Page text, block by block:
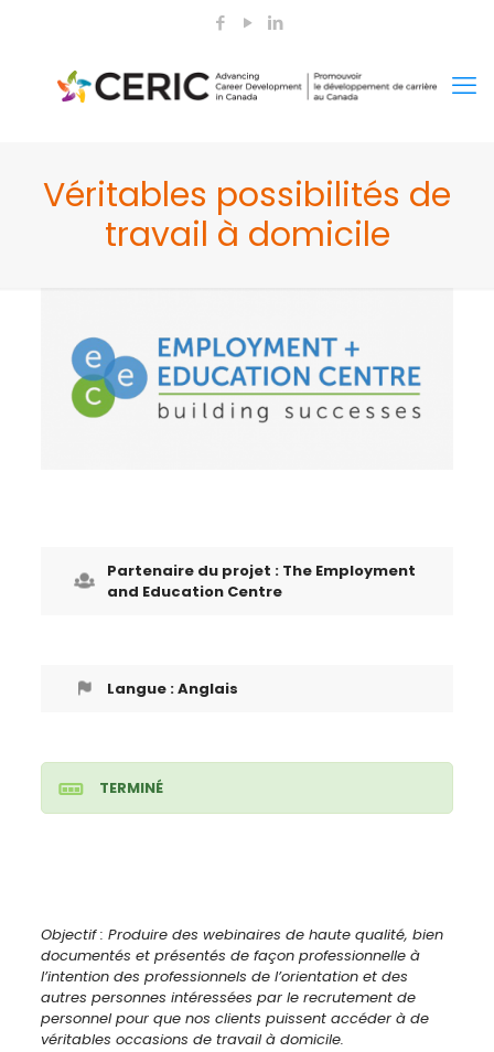
Véritables possibilités de
travail à domicile
Partenaire du projet : The Employment
and Education Centre
Langue : Anglais
TERMINÉ
Objectif : Produire des webinaires de haute qualité, bien
documentés et présentés de façon professionnelle à
l’intention des professionnels de l’orientation et des
autres personnes intéressées par le recrutement de
personnel pour que nos clients puissent accéder à de
véritables occasions de travail à domicile.